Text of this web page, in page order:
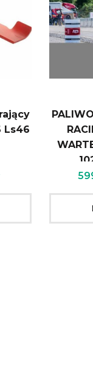
Ls46